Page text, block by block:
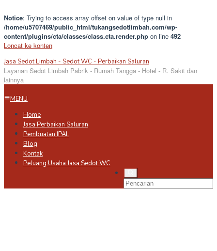
Notice: Trying to access array offset on value of type null in
/home/u5707469/public_html/tukangsedotlimbah.com/wp-
content/plugins/cta/classes/class.cta.render.php on line 492
Loncat ke konten
Jasa Sedot Limbah - Sedot WC - Perbaikan Saluran
Layanan Sedot Limbah Pabrik - Rumah Tangga - Hotel - R. Sakit dan
lainnya
MENU
Home
Jasa Perbaikan Saluran
Pembuatan IPAL
Blog
Kontak
Peluang Usaha Jasa Sedot WC